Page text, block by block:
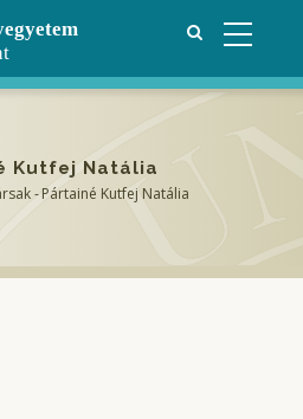
Kutfej Natália
- Pártainé Kutfej Natália